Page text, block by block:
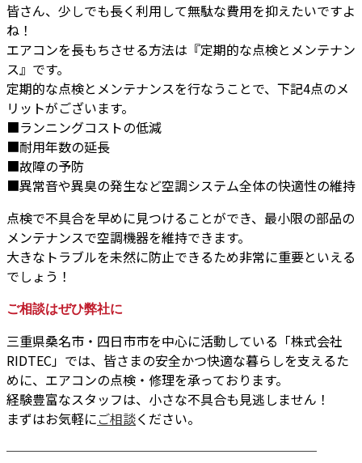
皆さん、少しでも長く利用して無駄な費用を抑えたいですよ
ね！
エアコンを長もちさせる方法は『定期的な点検とメンテナン
ス』です。
定期的な点検とメンテナンスを行なうことで、下記4点のメ
リットがございます。
■ランニングコストの低減
■耐用年数の延長
■故障の予防
■異常音や異臭の発生など空調システム全体の快適性の維持
点検で不具合を早めに見つけることができ、最小限の部品の
メンテナンスで空調機器を維持できます。
大きなトラブルを未然に防止できるため非常に重要といえる
でしょう！
ご相談はぜひ弊社に
三重県桑名市・四日市市を中心に活動している「株式会社
RIDTEC」では、皆さまの安全かつ快適な暮らしを支えるた
めに、エアコンの点検・修理を承っております。
経験豊富なスタッフは、小さな不具合も見逃しません！
まずはお気軽にご相談ください。
────────────────────────